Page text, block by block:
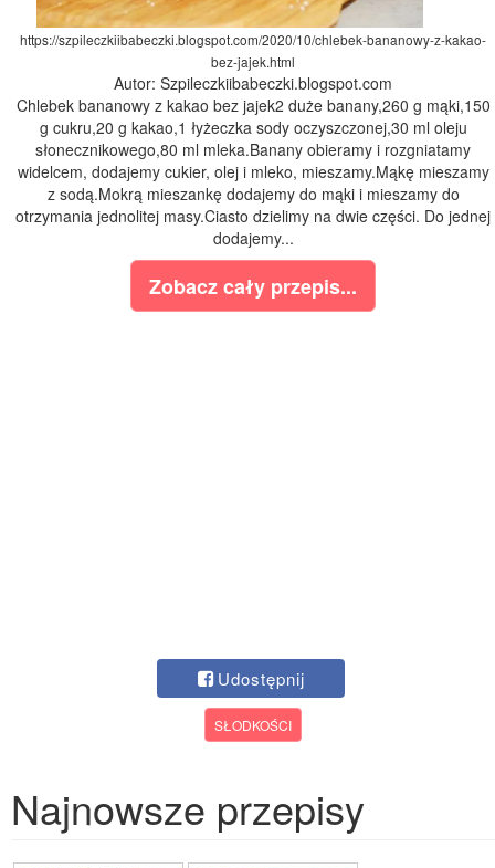
https://szpileczkiibabeczki.blogspot.com/2020/10/chlebek-bananowy-z-kakao-
bez-jajek.html
Autor: Szpileczkiibabeczki.blogspot.com
Chlebek bananowy z kakao bez jajek2 duże banany,260 g mąki,150
g cukru,20 g kakao,1 łyżeczka sody oczyszczonej,30 ml oleju
słonecznikowego,80 ml mleka.Banany obieramy i rozgniatamy
widelcem, dodajemy cukier, olej i mleko, mieszamy.Mąkę mieszamy
z sodą.Mokrą mieszankę dodajemy do mąki i mieszamy do
otrzymania jednolitej masy.Ciasto dzielimy na dwie części. Do jednej
dodajemy...
Zobacz cały przepis...
Udostępnij
SŁODKOŚCI
Najnowsze przepisy